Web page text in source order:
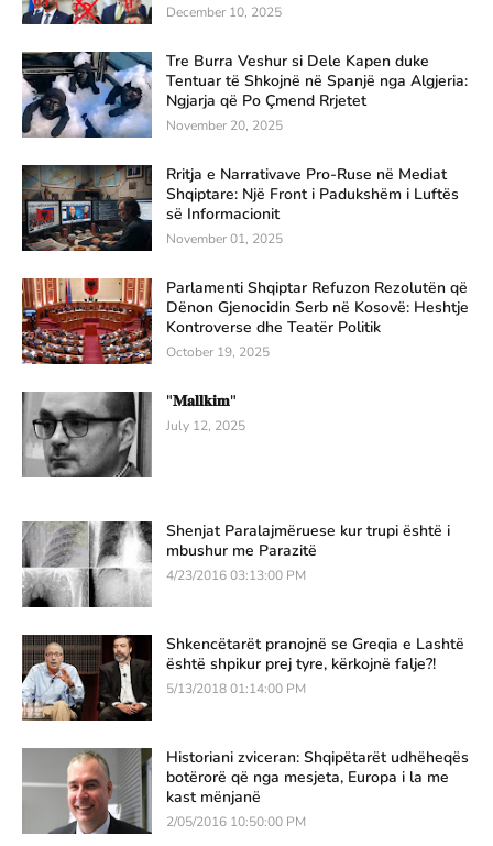
December 10, 2025
Tre Burra Veshur si Dele Kapen duke
Tentuar të Shkojnë në Spanjë nga Algjeria:
Ngjarja që Po Çmend Rrjetet
November 20, 2025
Rritja e Narrativave Pro-Ruse në Mediat
Shqiptare: Një Front i Padukshëm i Luftës
së Informacionit
November 01, 2025
Parlamenti Shqiptar Refuzon Rezolutën që
Dënon Gjenocidin Serb në Kosovë: Heshtje
Kontroverse dhe Teatër Politik
October 19, 2025
"𝐌𝐚𝐥𝐥𝐤𝐢𝐦"
July 12, 2025
Shenjat Paralajmëruese kur trupi është i
mbushur me Parazitë
4/23/2016 03:13:00 PM
Shkencëtarët pranojnë se Greqia e Lashtë
është shpikur prej tyre, kërkojnë falje?!
5/13/2018 01:14:00 PM
Historiani zviceran: Shqipëtarët udhëheqës
botërorë që nga mesjeta, Europa i la me
kast mënjanë
2/05/2016 10:50:00 PM